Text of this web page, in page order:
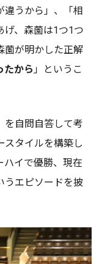
違うから」、「相
げ、森薗は1つ1つ
薗が明かした正解
たから」というこ
を自問自答して考
スタイルを構築し
ハイで優勝、現在
うエピソードを披